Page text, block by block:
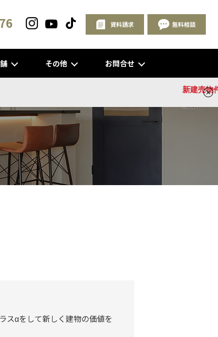
資料請求 無料相談
その他 お問合せ
スαをして新しく建物の価値を